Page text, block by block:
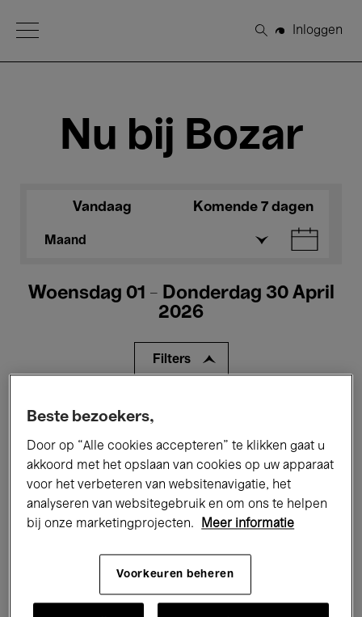
Open Menu
Zoeken
Inloggen
Nu bij Bozar
Vandaag Komende 7 dagen
Maand
Woensdag 01 - Donderdag 30 April
2026
Filters
Alle evenementen
Tentoonstellingen Films
Performances Lezingen & Debatten
Jazz Klassieke Muziek Global Music
Beste bezoekers,
Door op “Alle cookies accepteren” te klikken gaat u
akkoord met het opslaan van cookies op uw apparaat
voor het verbeteren van websitenavigatie, het
analyseren van websitegebruik en om ons te helpen
bij onze marketingprojecten.
Meer informatie
Voorkeuren beheren